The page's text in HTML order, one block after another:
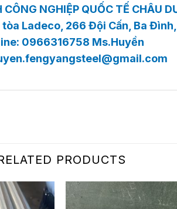
NGHIỆP QUỐC TẾ CHÂU
Ladeco, 266 Đội Cấn, Ba Đình,
0966316758 Ms.Huyền
PRODUCTS